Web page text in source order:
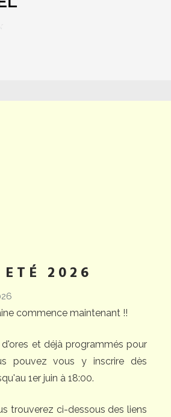
ETÉ 2026
commence maintenant !!
et déjà programmés pour
pouvez vous y inscrire dès
1er juin à 18:00.
trouverez ci-dessous des liens